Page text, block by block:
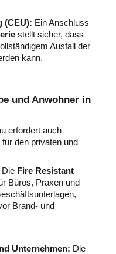
(CEU): Ein Anschluss
stellt sicher, dass
Ausfall der
kann.
und Anwohner in
erfordert auch
den privaten und
Die Fire Resistant
Büros, Praxen und
Brand- und
Unternehmen: Die